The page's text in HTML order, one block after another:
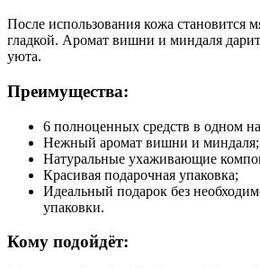
После использования кожа становится
гладкой. Аромат вишни и миндаля
уюта.
Преимущества:
6 полноценных средств в одном
Нежный аромат вишни и миндаля;
Натуральные ухаживающие
Красивая подарочная упаковка;
Идеальный подарок без
упаковки.
Кому подойдёт: